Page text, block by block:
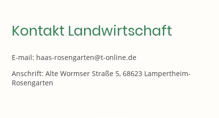
Kontakt Landwirtschaft
E-mail: haas-rosengarten@t-online.de
Anschrift: Alte Wormser Straße 5, 68623 Lampertheim-
Rosengarten